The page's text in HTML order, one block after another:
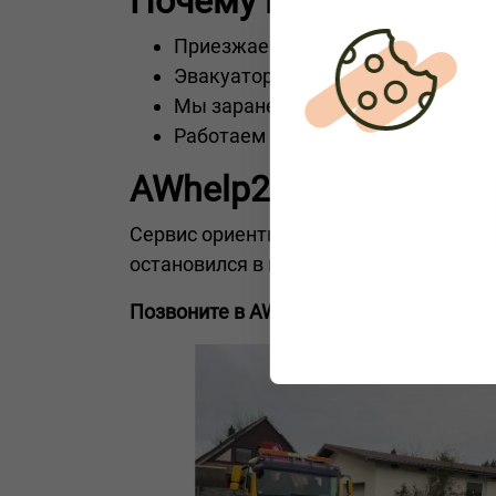
Приезжаем в течение короткого
Эвакуаторы оснащены для
Мы заранее согласуем
Работаем на автобанахA2 ,
AWhelp24 —
Сервис ориентирован на частных
остановился в пути — мы оперативно
Позвоните в AWhelp24 — и эвакуатор